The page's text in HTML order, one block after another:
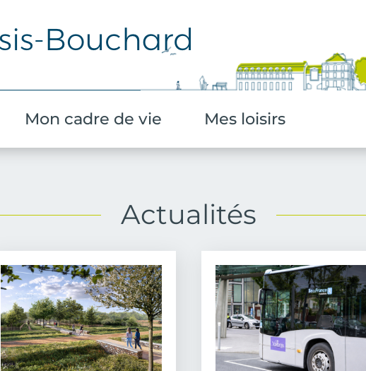
Mon cadre de vie Mes loisirs
Actualités